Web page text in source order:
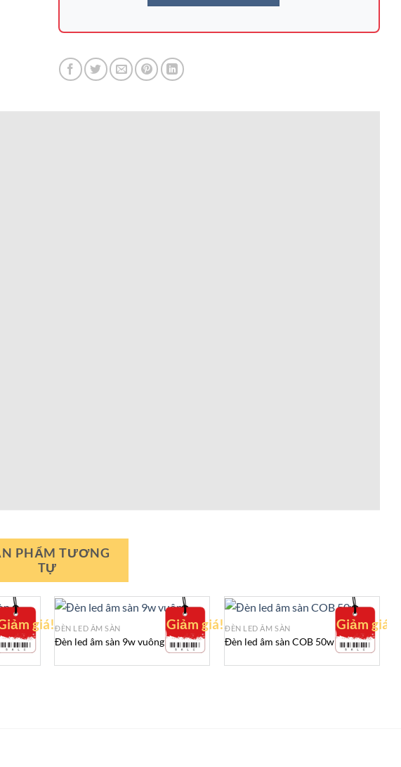
PHẨM TƯƠNG
TỰ
giá! Giảm giá!
ĐÈN LED ÂM SÀN
Đèn led âm sàn 9w vuông
Giảm giá!
ĐÈN LED ÂM SÀN
Đèn led âm sàn COB 50w